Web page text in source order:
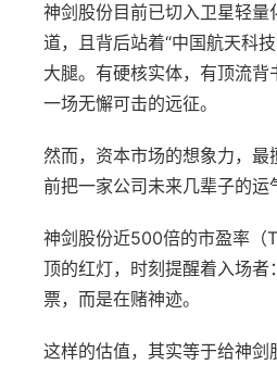
神剑股份目前已切入卫星轻量
道，且背后站着“中国航天科
大腿。有硬核实体，有顶流背
一场无懈可击的远征。
然而，资本市场的想象力，最
前把一家公司未来几辈子的运
神剑股份近500倍的市盈率（
顶的红灯，时刻提醒着入场者
票，而是在赌神迹。
这样的估值，其实等于给神剑